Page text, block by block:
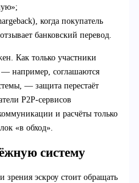
когда покупатель
банковский перевод.
Как только участники
— например, соглашаются
— защита перестаёт
P2P-сервисов
и расчёты только
«в обход».
систему
зрения эскроу стоит обращать